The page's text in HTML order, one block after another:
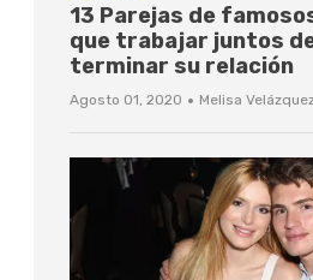
13 Parejas de
que trabajar juntos
terminar su relación
Agosto 01, 2020 · Melisa